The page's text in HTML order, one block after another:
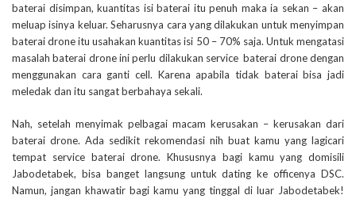
baterai disimpan, kuantitas isi baterai itu penuh maka ia sekan – akan
meluap isinya keluar. Seharusnya cara yang dilakukan untuk menyimpan
baterai drone itu usahakan kuantitas isi 50 – 70% saja. Untuk mengatasi
masalah baterai drone ini perlu dilakukan service baterai drone dengan
menggunakan cara ganti cell. Karena apabila tidak baterai bisa jadi
meledak dan itu sangat berbahaya sekali.
Nah, setelah menyimak pelbagai macam kerusakan – kerusakan dari
baterai drone. Ada sedikit rekomendasi nih buat kamu yang lagicari
tempat service baterai drone. Khususnya bagi kamu yang domisili
Jabodetabek, bisa banget langsung untuk dating ke officenya DSC.
Namun, jangan khawatir bagi kamu yang tinggal di luar Jabodetabek!